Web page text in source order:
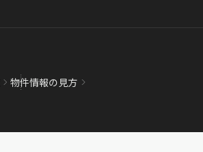
物件情報の見方